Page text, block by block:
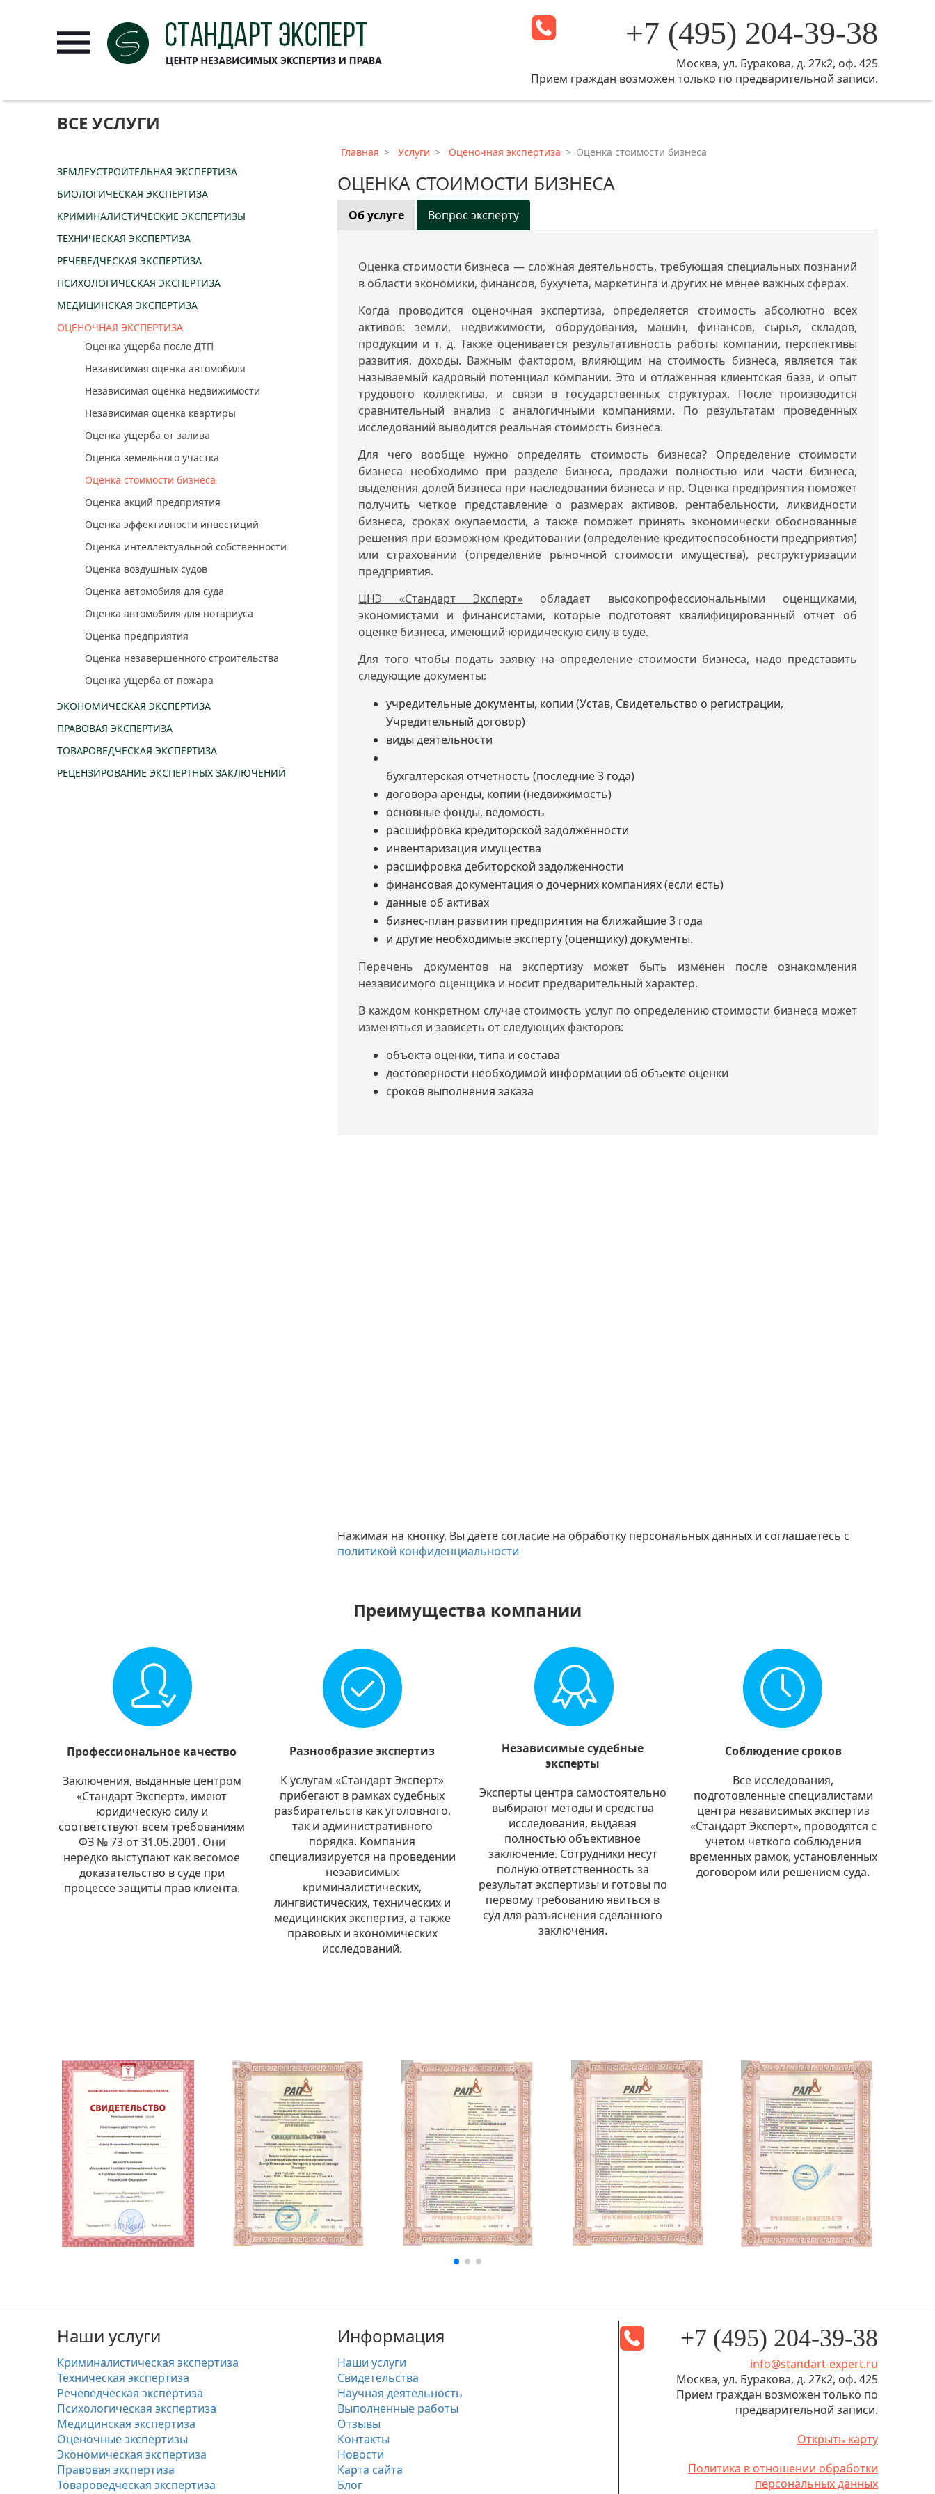
+7 (495) 204-39-38
Москва, ул. Буракова, д. 27к2, оф. 425
Прием граждан возможен только по предварительной записи.
ВСЕ УСЛУГИ
ЗЕМЛЕУСТРОИТЕЛЬНАЯ ЭКСПЕРТИЗА
БИОЛОГИЧЕСКАЯ ЭКСПЕРТИЗА
КРИМИНАЛИСТИЧЕСКИЕ ЭКСПЕРТИЗЫ
ТЕХНИЧЕСКАЯ ЭКСПЕРТИЗА
РЕЧЕВЕДЧЕСКАЯ ЭКСПЕРТИЗА
ПСИХОЛОГИЧЕСКАЯ ЭКСПЕРТИЗА
МЕДИЦИНСКАЯ ЭКСПЕРТИЗА
ОЦЕНОЧНАЯ ЭКСПЕРТИЗА
Оценка ущерба после ДТП
Независимая оценка автомобиля
Независимая оценка недвижимости
Независимая оценка квартиры
Оценка ущерба от залива
Оценка земельного участка
Оценка стоимости бизнеса
Оценка акций предприятия
Оценка эффективности инвестиций
Оценка интеллектуальной собственности
Оценка воздушных судов
Оценка автомобиля для суда
Оценка автомобиля для нотариуса
Оценка предприятия
Оценка незавершенного строительства
Оценка ущерба от пожара
ЭКОНОМИЧЕСКАЯ ЭКСПЕРТИЗА
ПРАВОВАЯ ЭКСПЕРТИЗА
ТОВАРОВЕДЧЕСКАЯ ЭКСПЕРТИЗА
РЕЦЕНЗИРОВАНИЕ ЭКСПЕРТНЫХ ЗАКЛЮЧЕНИЙ
Главная Услуги Оценочная экспертиза Оценка стоимости бизнеса
ОЦЕНКА СТОИМОСТИ БИЗНЕСА
Об услуге Вопрос эксперту
Оценка стоимости бизнеса — сложная деятельность, требующая специальных познаний
в области экономики, финансов, бухучета, маркетинга и других не менее важных сферах.
Когда проводится оценочная экспертиза, определяется стоимость абсолютно всех
активов: земли, недвижимости, оборудования, машин, финансов, сырья, складов,
продукции и т. д. Также оценивается результативность работы компании, перспективы
развития, доходы. Важным фактором, влияющим на стоимость бизнеса, является так
называемый кадровый потенциал компании. Это и отлаженная клиентская база, и опыт
трудового коллектива, и связи в государственных структурах. После производится
сравнительный анализ с аналогичными компаниями. По результатам проведенных
исследований выводится реальная стоимость бизнеса.
Для чего вообще нужно определять стоимость бизнеса? Определение стоимости
бизнеса необходимо при разделе бизнеса, продажи полностью или части бизнеса,
выделения долей бизнеса при наследовании бизнеса и пр. Оценка предприятия поможет
получить четкое представление о размерах активов, рентабельности, ликвидности
бизнеса, сроках окупаемости, а также поможет принять экономически обоснованные
решения при возможном кредитовании (определение кредитоспособности предприятия)
или страховании (определение рыночной стоимости имущества), реструктуризации
предприятия.
ЦНЭ «Стандарт Эксперт» обладает высокопрофессиональными оценщиками,
экономистами и финансистами, которые подготовят квалифицированный отчет об
оценке бизнеса, имеющий юридическую силу в суде.
Для того чтобы подать заявку на определение стоимости бизнеса, надо представить
следующие документы:
учредительные документы, копии (Устав, Свидетельство о регистрации,
Учредительный договор)
виды деятельности
бухгалтерская отчетность (последние 3 года)
договора аренды, копии (недвижимость)
основные фонды, ведомость
расшифровка кредиторской задолженности
инвентаризация имущества
расшифровка дебиторской задолженности
финансовая документация о дочерних компаниях (если есть)
данные об активах
бизнес-план развития предприятия на ближайшие 3 года
и другие необходимые эксперту (оценщику) документы.
Перечень документов на экспертизу может быть изменен после ознакомления
независимого оценщика и носит предварительный характер.
В каждом конкретном случае стоимость услуг по определению стоимости бизнеса может
изменяться и зависеть от следующих факторов:
объекта оценки, типа и состава
достоверности необходимой информации об объекте оценки
сроков выполнения заказа
Нажимая на кнопку, Вы даёте согласие на обработку персональных данных и соглашаетесь с
политикой конфиденциальности
Преимущества компании
Профессиональное качество
Заключения, выданные центром
«Стандарт Эксперт», имеют
юридическую силу и
соответствуют всем требованиям
ФЗ № 73 от 31.05.2001. Они
нередко выступают как весомое
доказательство в суде при
процессе защиты прав клиента.
Разнообразие экспертиз
К услугам «Стандарт Эксперт»
прибегают в рамках судебных
разбирательств как уголовного,
так и административного
порядка. Компания
специализируется на проведении
независимых
криминалистических,
лингвистических, технических и
медицинских экспертиз, а также
правовых и экономических
исследований.
Независимые судебные
эксперты
Эксперты центра самостоятельно
выбирают методы и средства
исследования, выдавая
полностью объективное
заключение. Сотрудники несут
полную ответственность за
результат экспертизы и готовы по
первому требованию явиться в
суд для разъяснения сделанного
заключения.
Соблюдение сроков
Все исследования,
подготовленные специалистами
центра независимых экспертиз
«Стандарт Эксперт», проводятся с
учетом четкого соблюдения
временных рамок, установленных
договором или решением суда.
Наши услуги
Криминалистическая экспертиза
Техническая экспертиза
Речеведческая экспертиза
Психологическая экспертиза
Медицинская экспертиза
Оценочные экспертизы
Экономическая экспертиза
Правовая экспертиза
Товароведческая экспертиза
Информация
Наши услуги
Свидетельства
Научная деятельность
Выполненные работы
Отзывы
Контакты
Новости
Карта сайта
Блог
+7 (495) 204-39-38
info@standart-expert.ru
Москва, ул. Буракова, д. 27к2, оф. 425
Прием граждан возможен только по
предварительной записи.
Открыть карту
Политика в отношении обработки
персональных данных